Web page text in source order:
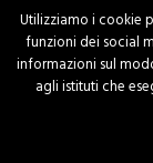
Utilizziamo i cookie
funzioni dei social
informazioni sul
agli istituti che